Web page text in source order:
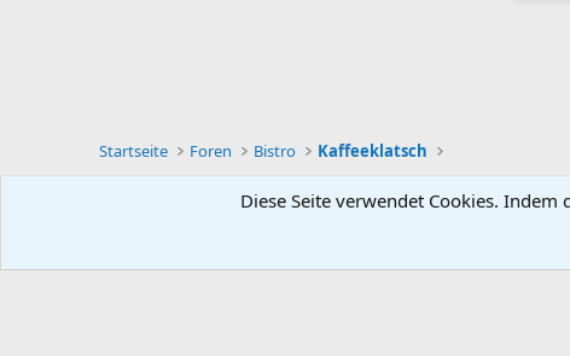
Startseite Foren Bistro Kaffeeklatsch
Deutsch [Du]Diese Seite verwendet Cookies.